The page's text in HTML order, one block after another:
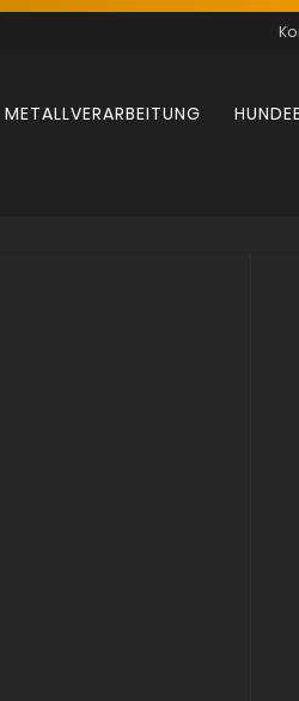
METALLVERARBEITUNG